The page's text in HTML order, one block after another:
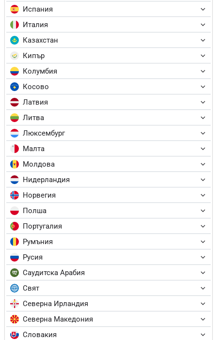
Испания
Италия
Казахстан
Кипър
Колумбия
Косово
Латвия
Литва
Люксембург
Малта
Молдова
Нидерландия
Норвегия
Полша
Португалия
Румъния
Русия
Саудитска Арабия
Свят
Северна Ирландия
Северна Македония
Словакия